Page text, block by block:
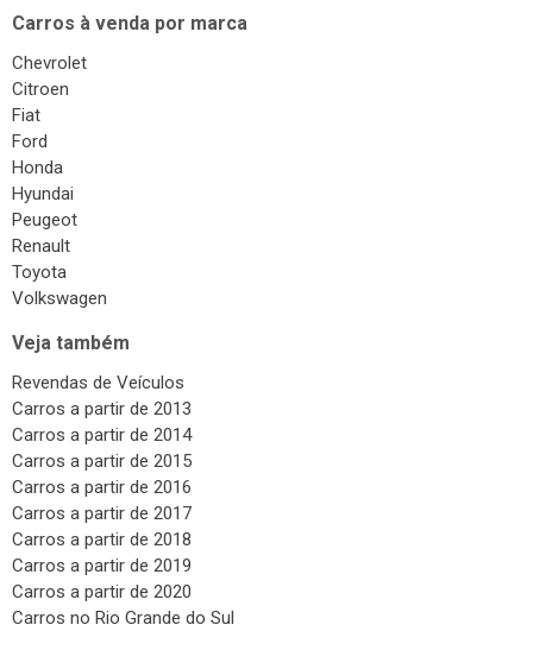
Carros à venda por marca
Chevrolet
Citroen
Fiat
Ford
Honda
Hyundai
Peugeot
Renault
Toyota
Volkswagen
Veja também
Revendas de Veículos
Carros a partir de 2013
Carros a partir de 2014
Carros a partir de 2015
Carros a partir de 2016
Carros a partir de 2017
Carros a partir de 2018
Carros a partir de 2019
Carros a partir de 2020
Carros no Rio Grande do Sul